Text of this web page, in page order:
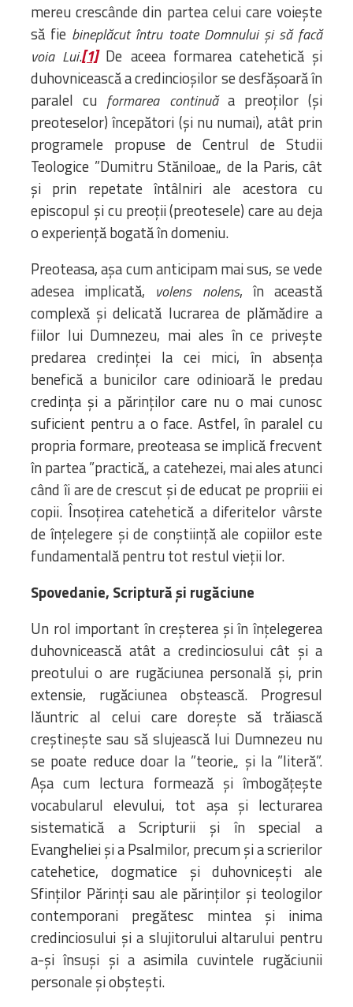
mereu crescânde din partea celui care voiește
să fie bineplăcut întru toate Domnului și să facă
voia Lui.[1]De aceea formarea catehetică și
duhovnicească a credincioșilor se desfășoară în
paralel cu formarea continuăa preoților (și
preoteselor) începători (și nu numai), atât prin
programele propuse de Centrul de Studii
Teologice ”Dumitru Stăniloae„ de la Paris, cât
și prin repetate întâlniri ale acestora cu
episcopul și cu preoții (preotesele) care au deja
o experiență bogată în domeniu.
Preoteasa, așa cum anticipam mai sus, se vede
adesea implicată, volens nolens, în această
complexă și delicată lucrarea de plămădire a
fiilor lui Dumnezeu, mai ales în ce privește
predarea credinței la cei mici, în absența
benefică a bunicilor care odinioară le predau
credința și a părinților care nu o mai cunosc
suficient pentru a o face. Astfel, în paralel cu
propria formare, preoteasa se implică frecvent
în partea ”practică„ a catehezei, mai ales atunci
când îi are de crescut și de educat pe propriii ei
copii. Însoțirea catehetică a diferitelor vârste
de înțelegere și de conștiință ale copiilor este
fundamentală pentru tot restul vieții lor.
Spovedanie, Scriptură și rugăciune
Un rol important în creșterea și în înțelegerea
duhovnicească atât a credinciosului cât și a
preotului o are rugăciunea personală și, prin
extensie, rugăciunea obștească. Progresul
lăuntric al celui care dorește să trăiască
creștinește sau să slujească lui Dumnezeu nu
se poate reduce doar la ”teorie„ și la ”literă”.
Așa cum lectura formează și îmbogățește
vocabularul elevului, tot așa și lecturarea
sistematică a Scripturii și în special a
Evangheliei și a Psalmilor, precum și a scrierilor
catehetice, dogmatice și duhovnicești ale
Sfinților Părinți sau ale părinților și teologilor
contemporani pregătesc mintea și inima
credinciosului și a slujitorului altarului pentru
a-și însuși și a asimila cuvintele rugăciunii
personale și obștești.